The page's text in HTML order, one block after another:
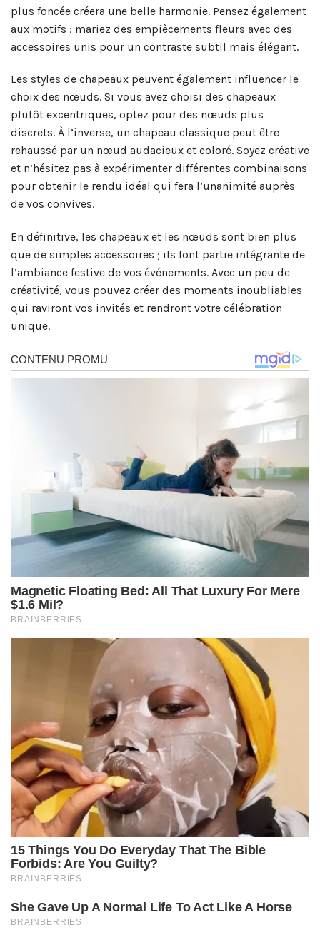
plus foncée créera une belle harmonie. Pensez également
aux motifs : mariez des empiècements fleurs avec des
accessoires unis pour un contraste subtil mais élégant.
Les styles de chapeaux peuvent également influencer le
choix des nœuds. Si vous avez choisi des chapeaux
plutôt excentriques, optez pour des nœuds plus
discrets. À l’inverse, un chapeau classique peut être
rehaussé par un nœud audacieux et coloré. Soyez créative
et n’hésitez pas à expérimenter différentes combinaisons
pour obtenir le rendu idéal qui fera l’unanimité auprès
de vos convives.
En définitive, les chapeaux et les nœuds sont bien plus
que de simples accessoires ; ils font partie intégrante de
l’ambiance festive de vos événements. Avec un peu de
créativité, vous pouvez créer des moments inoubliables
qui raviront vos invités et rendront votre célébration
unique.